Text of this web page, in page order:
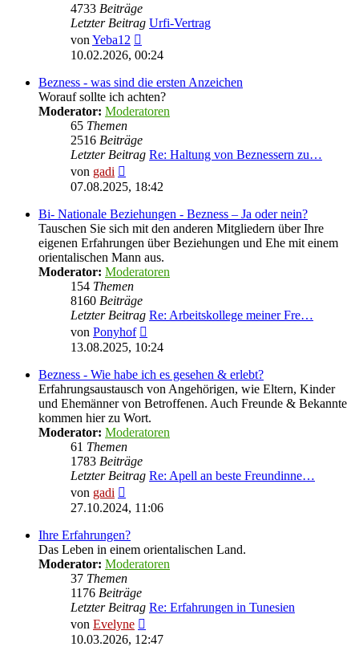
4733 Beiträge
Letzter Beitrag Urfi-Vertrag
von Yeba12
Beitrag
10.02.2026, 00:24
Bezness - was sind die ersten Anzeichen
Worauf sollte ich achten?
Moderator: Moderatoren
65 Themen
2516 Beiträge
Letzter Beitrag Re: Haltung von Beznessern zu…
von gadi
Beitrag
07.08.2025, 18:42
Bi- Nationale Beziehungen - Bezness – Ja oder nein?
Tauschen Sie sich mit den anderen Mitgliedern über Ihre
eigenen Erfahrungen über Beziehungen und Ehe mit einem
orientalischen Mann aus.
Moderator: Moderatoren
154 Themen
8160 Beiträge
Letzter Beitrag Re: Arbeitskollege meiner Fre…
von Ponyhof
Beitrag
13.08.2025, 10:24
Bezness - Wie habe ich es gesehen & erlebt?
Erfahrungsaustausch von Angehörigen, wie Eltern, Kinder
und Ehemänner von Betroffenen. Auch Freunde & Bekannte
kommen hier zu Wort.
Moderator: Moderatoren
61 Themen
1783 Beiträge
Letzter Beitrag Re: Apell an beste Freundinne…
von gadi
Beitrag
27.10.2024, 11:06
Ihre Erfahrungen?
Das Leben in einem orientalischen Land.
Moderator: Moderatoren
37 Themen
1176 Beiträge
Letzter Beitrag Re: Erfahrungen in Tunesien
von Evelyne
Beitrag
10.03.2026, 12:47